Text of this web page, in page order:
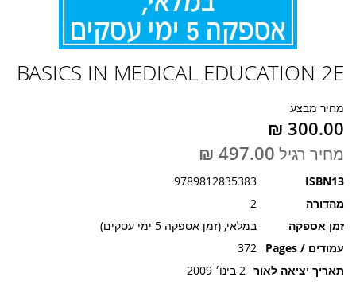
BASICS IN MEDICAL EDUCATION 2E
מחיר מבצע
מחיר רגיל
ISBN13
9789812835383
מהדורה
2
זמן אספקה
במלאי, (זמן אספקה 5 ימי עסקים)
עמודים / Pages
372
תאריך יציאה לאור 2 בינו׳ 2009
להתחלה
גלריית
תמונות